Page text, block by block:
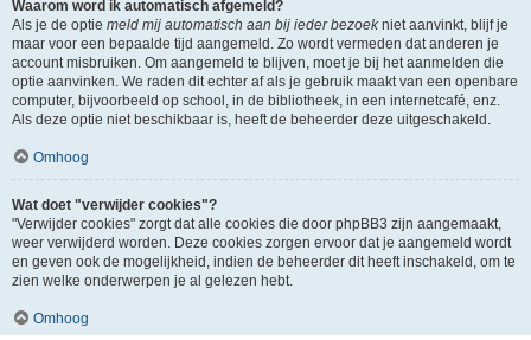
Waarom word ik automatisch afgemeld?
Als je de optie meld mij automatisch aan bij ieder bezoekniet aanvinkt, blijf je
maar voor een bepaalde tijd aangemeld. Zo wordt vermeden dat anderen je
account misbruiken. Om aangemeld te blijven, moet je bij het aanmelden die
optie aanvinken. We raden dit echter af als je gebruik maakt van een openbare
computer, bijvoorbeeld op school, in de bibliotheek, in een internetcafé, enz.
Als deze optie niet beschikbaar is, heeft de beheerder deze uitgeschakeld.
Omhoog
Wat doet "verwijder cookies"?
"Verwijder cookies" zorgt dat alle cookies die door phpBB3 zijn aangemaakt,
weer verwijderd worden. Deze cookies zorgen ervoor dat je aangemeld wordt
en geven ook de mogelijkheid, indien de beheerder dit heeft inschakeld, om te
zien welke onderwerpen je al gelezen hebt.
Omhoog